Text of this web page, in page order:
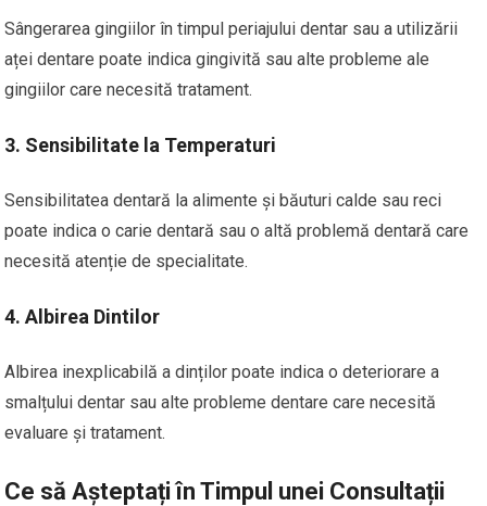
Sângerarea gingiilor în timpul periajului dentar sau a utilizării
aței dentare poate indica gingivită sau alte probleme ale
gingiilor care necesită tratament.
3. Sensibilitate la Temperaturi
Sensibilitatea dentară la alimente și băuturi calde sau reci
poate indica o carie dentară sau o altă problemă dentară care
necesită atenție de specialitate.
4. Albirea Dintilor
Albirea inexplicabilă a dinților poate indica o deteriorare a
smalțului dentar sau alte probleme dentare care necesită
evaluare și tratament.
Ce să Așteptați în Timpul unei Consultații